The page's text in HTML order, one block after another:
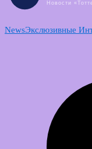
NewsЭкслюзивные